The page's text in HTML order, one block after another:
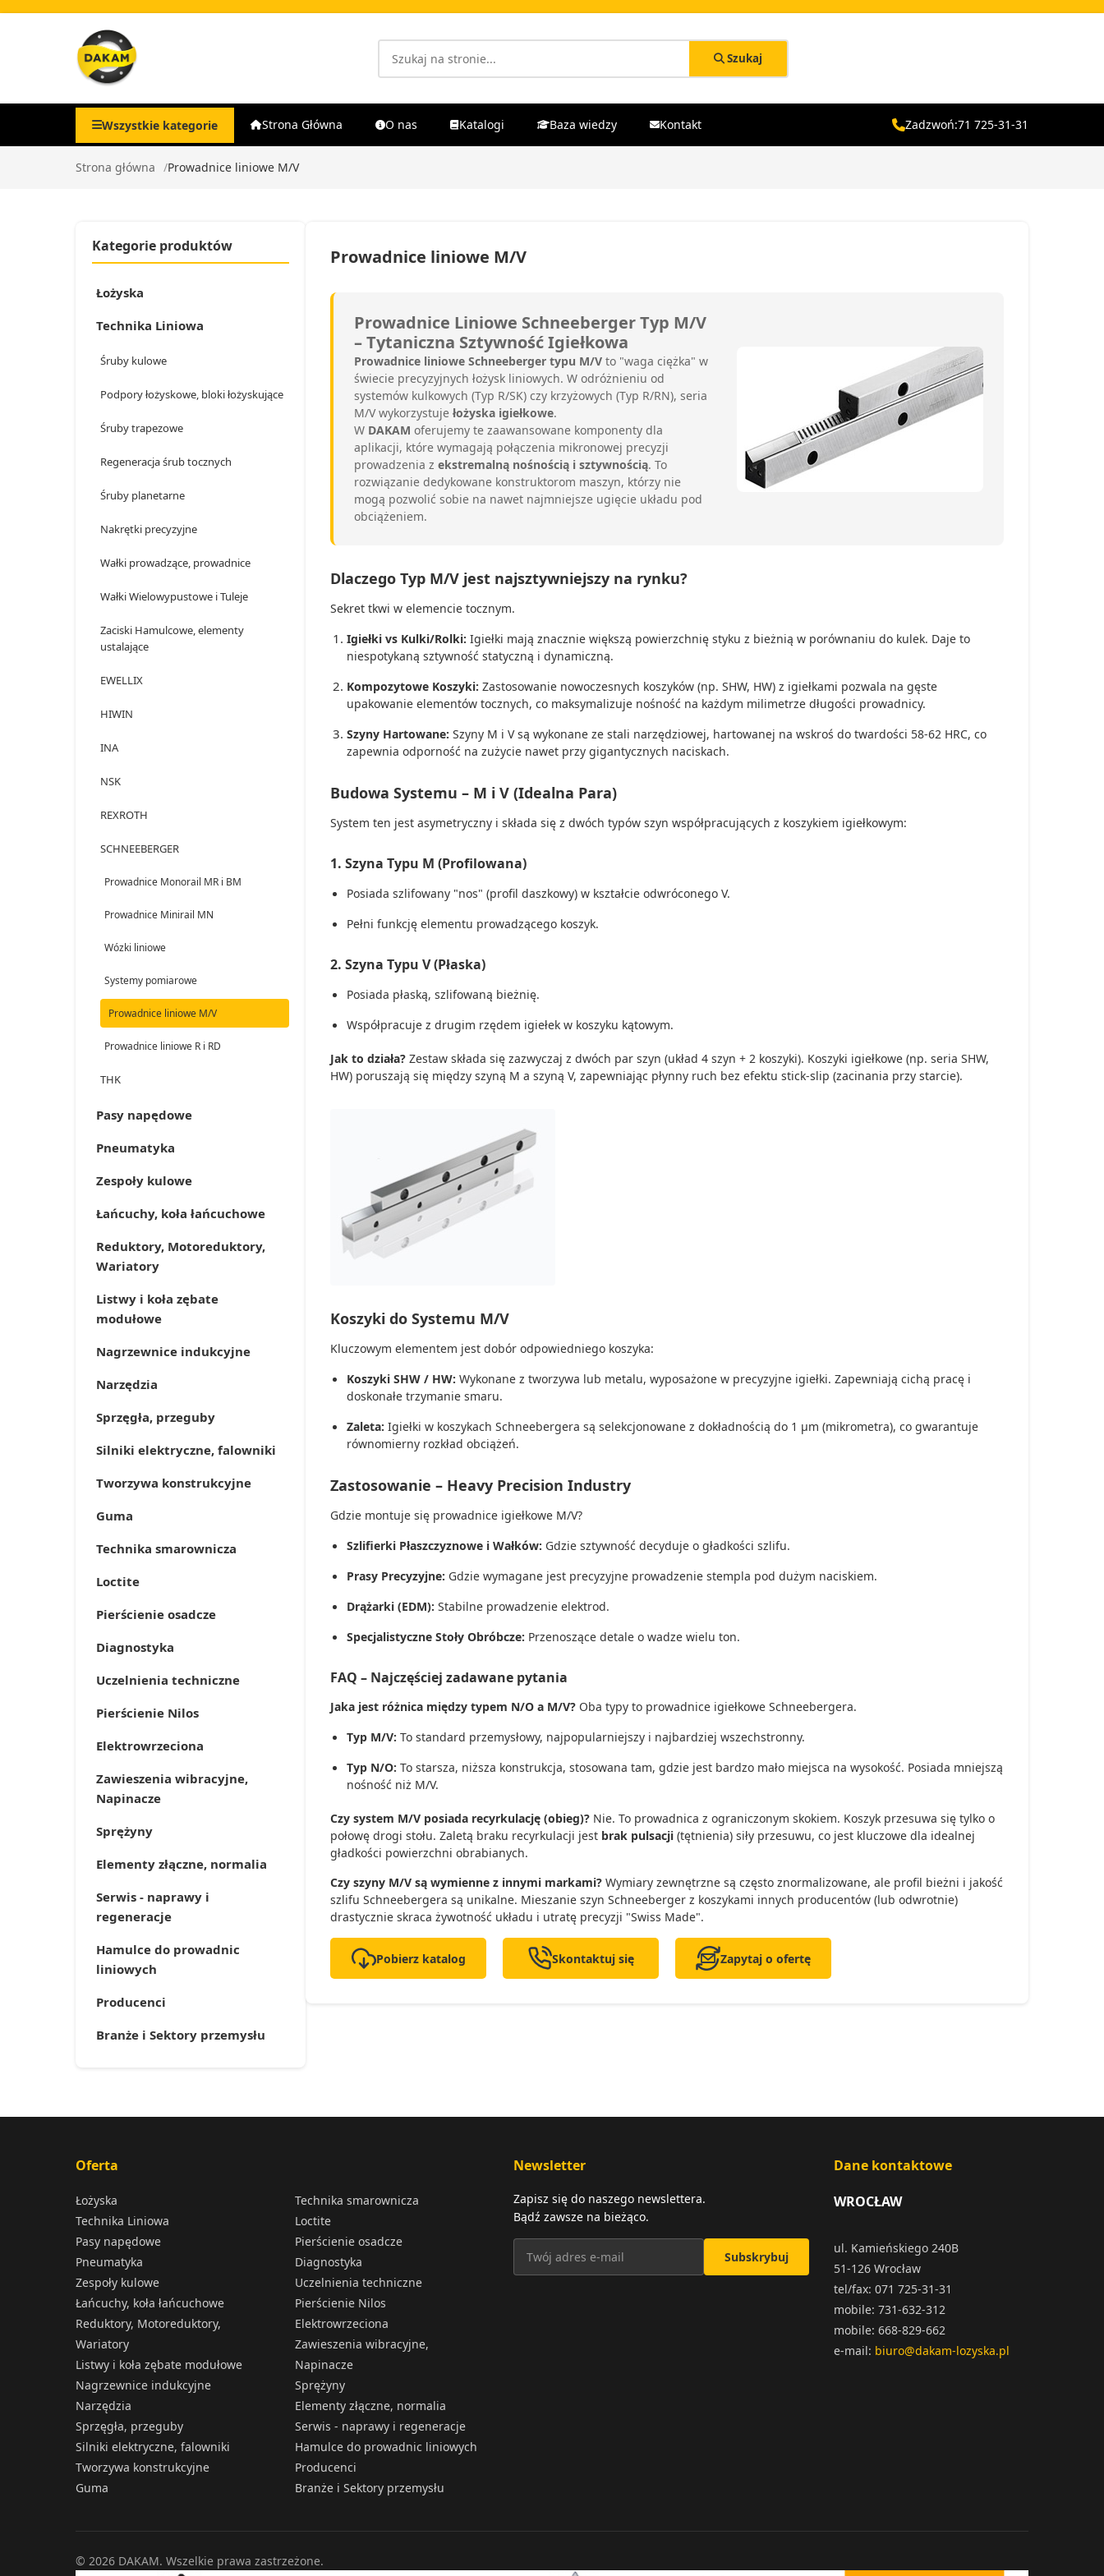
Szukaj
Wszystkie kategorie Strona Główna O nas Katalogi Baza wiedzy Kontakt Zadzwoń:71 725-31-31
Strona główna Prowadnice liniowe M/V
Kategorie produktów
Łożyska
Technika Liniowa
Śruby kulowe
Podpory łożyskowe, bloki łożyskujące
Śruby trapezowe
Regeneracja śrub tocznych
Śruby planetarne
Nakrętki precyzyjne
Wałki prowadzące, prowadnice
Wałki Wielowypustowe i Tuleje
Zaciski Hamulcowe, elementy
ustalające
EWELLIX
HIWIN
INA
NSK
REXROTH
SCHNEEBERGER
Prowadnice Monorail MR i BM
Prowadnice Minirail MN
Wózki liniowe
Systemy pomiarowe
Prowadnice liniowe M/V
Prowadnice liniowe R i RD
THK
Pasy napędowe
Pneumatyka
Zespoły kulowe
Łańcuchy, koła łańcuchowe
Reduktory, Motoreduktory,
Wariatory
Listwy i koła zębate
modułowe
Nagrzewnice indukcyjne
Narzędzia
Sprzęgła, przeguby
Silniki elektryczne, falowniki
Tworzywa konstrukcyjne
Guma
Technika smarownicza
Loctite
Pierścienie osadcze
Diagnostyka
Uczelnienia techniczne
Pierścienie Nilos
Elektrowrzeciona
Zawieszenia wibracyjne,
Napinacze
Sprężyny
Elementy złączne, normalia
Serwis - naprawy i
regeneracje
Hamulce do prowadnic
liniowych
Producenci
Branże i Sektory przemysłu
Prowadnice liniowe M/V
Prowadnice Liniowe Schneeberger Typ M/V
– Tytaniczna Sztywność Igiełkowa
Prowadnice liniowe Schneeberger typu M/V to "waga ciężka" w
świecie precyzyjnych łożysk liniowych. W odróżnieniu od
systemów kulkowych (Typ R/SK) czy krzyżowych (Typ R/RN), seria
M/V wykorzystuje łożyska igiełkowe.
W DAKAM oferujemy te zaawansowane komponenty dla
aplikacji, które wymagają połączenia mikronowej precyzji
prowadzenia z ekstremalną nośnością i sztywnością. To
rozwiązanie dedykowane konstruktorom maszyn, którzy nie
mogą pozwolić sobie na nawet najmniejsze ugięcie układu pod
obciążeniem.
Dlaczego Typ M/V jest najsztywniejszy na rynku?
Sekret tkwi w elemencie tocznym.
Igiełki vs Kulki/Rolki: Igiełki mają znacznie większą powierzchnię styku z bieżnią w porównaniu do kulek. Daje to
niespotykaną sztywność statyczną i dynamiczną.
Kompozytowe Koszyki: Zastosowanie nowoczesnych koszyków (np. SHW, HW) z igiełkami pozwala na gęste
upakowanie elementów tocznych, co maksymalizuje nośność na każdym milimetrze długości prowadnicy.
Szyny Hartowane: Szyny M i V są wykonane ze stali narzędziowej, hartowanej na wskroś do twardości 58-62 HRC, co
zapewnia odporność na zużycie nawet przy gigantycznych naciskach.
Budowa Systemu – M i V (Idealna Para)
System ten jest asymetryczny i składa się z dwóch typów szyn współpracujących z koszykiem igiełkowym:
1. Szyna Typu M (Profilowana)
Posiada szlifowany "nos" (profil daszkowy) w kształcie odwróconego V.
Pełni funkcję elementu prowadzącego koszyk.
2. Szyna Typu V (Płaska)
Posiada płaską, szlifowaną bieżnię.
Współpracuje z drugim rzędem igiełek w koszyku kątowym.
Jak to działa? Zestaw składa się zazwyczaj z dwóch par szyn (układ 4 szyn + 2 koszyki). Koszyki igiełkowe (np. seria SHW,
HW) poruszają się między szyną M a szyną V, zapewniając płynny ruch bez efektu stick-slip (zacinania przy starcie).
Koszyki do Systemu M/V
Kluczowym elementem jest dobór odpowiedniego koszyka:
Koszyki SHW / HW: Wykonane z tworzywa lub metalu, wyposażone w precyzyjne igiełki. Zapewniają cichą pracę i
doskonałe trzymanie smaru.
Zaleta: Igiełki w koszykach Schneebergera są selekcjonowane z dokładnością do 1 µm (mikrometra), co gwarantuje
równomierny rozkład obciążeń.
Zastosowanie – Heavy Precision Industry
Gdzie montuje się prowadnice igiełkowe M/V?
Szlifierki Płaszczyznowe i Wałków: Gdzie sztywność decyduje o gładkości szlifu.
Prasy Precyzyjne: Gdzie wymagane jest precyzyjne prowadzenie stempla pod dużym naciskiem.
Drążarki (EDM): Stabilne prowadzenie elektrod.
Specjalistyczne Stoły Obróbcze: Przenoszące detale o wadze wielu ton.
FAQ – Najczęściej zadawane pytania
Jaka jest różnica między typem N/O a M/V? Oba typy to prowadnice igiełkowe Schneebergera.
Typ M/V: To standard przemysłowy, najpopularniejszy i najbardziej wszechstronny.
Typ N/O: To starsza, niższa konstrukcja, stosowana tam, gdzie jest bardzo mało miejsca na wysokość. Posiada mniejszą
nośność niż M/V.
Czy system M/V posiada recyrkulację (obieg)? Nie. To prowadnica z ograniczonym skokiem. Koszyk przesuwa się tylko o
połowę drogi stołu. Zaletą braku recyrkulacji jest brak pulsacji (tętnienia) siły przesuwu, co jest kluczowe dla idealnej
gładkości powierzchni obrabianych.
Czy szyny M/V są wymienne z innymi markami? Wymiary zewnętrzne są często znormalizowane, ale profil bieżni i jakość
szlifu Schneebergera są unikalne. Mieszanie szyn Schneeberger z koszykami innych producentów (lub odwrotnie)
drastycznie skraca żywotność układu i utratę precyzji "Swiss Made".
Pobierz katalog Skontaktuj się Zapytaj o ofertę
Oferta
Łożyska
Technika Liniowa
Pasy napędowe
Pneumatyka
Zespoły kulowe
Łańcuchy, koła łańcuchowe
Reduktory, Motoreduktory,
Wariatory
Listwy i koła zębate modułowe
Nagrzewnice indukcyjne
Narzędzia
Sprzęgła, przeguby
Silniki elektryczne, falowniki
Tworzywa konstrukcyjne
Guma
Technika smarownicza
Loctite
Pierścienie osadcze
Diagnostyka
Uczelnienia techniczne
Pierścienie Nilos
Elektrowrzeciona
Zawieszenia wibracyjne,
Napinacze
Sprężyny
Elementy złączne, normalia
Serwis - naprawy i regeneracje
Hamulce do prowadnic liniowych
Producenci
Branże i Sektory przemysłu
Newsletter
Zapisz się do naszego newslettera.
Bądź zawsze na bieżąco.
Subskrybuj
Dane kontaktowe
WROCŁAW
ul. Kamieńskiego 240B
51-126 Wrocław
tel/fax: 071 725-31-31
mobile: 731-632-312
mobile: 668-829-662
e-mail: biuro@dakam-lozyska.pl
© 2026 DAKAM. Wszelkie prawa zastrzeżone.